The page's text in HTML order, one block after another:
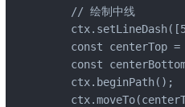
    // 绘制中线
const centerTop
const
    ctx.beginPath();